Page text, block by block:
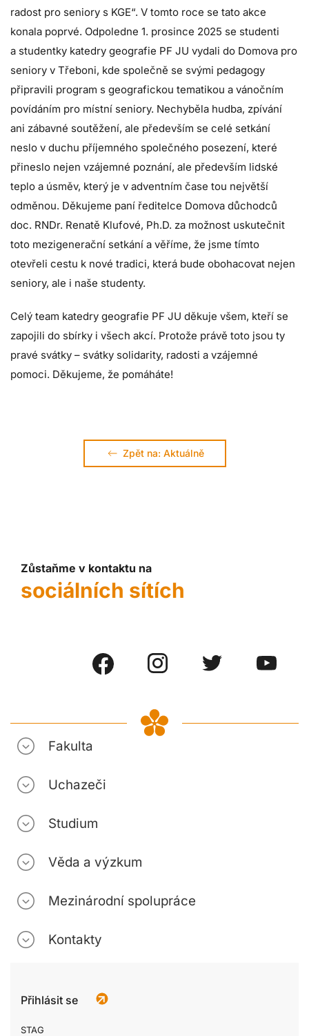
radost pro seniory s KGE“. V tomto roce se tato akce
konala poprvé. Odpoledne 1. prosince 2025 se studenti
a studentky katedry geografie PF JU vydali do Domova pro
seniory v Třeboni, kde společně se svými pedagogy
připravili program s geografickou tematikou a vánočním
povídáním pro místní seniory. Nechyběla hudba, zpívání
ani zábavné soutěžení, ale především se celé setkání
neslo v duchu příjemného společného posezení, které
přineslo nejen vzájemné poznání, ale především lidské
teplo a úsměv, který je v adventním čase tou největší
odměnou. Děkujeme paní ředitelce Domova důchodců
doc. RNDr. Renatě Klufové, Ph.D. za možnost uskutečnit
toto mezigenerační setkání a věříme, že jsme tímto
otevřeli cestu k nové tradici, která bude obohacovat nejen
seniory, ale i naše studenty.
Celý team katedry geografie PF JU děkuje všem, kteří se
zapojili do sbírky i všech akcí. Protože právě toto jsou ty
pravé svátky – svátky solidarity, radosti a vzájemné
pomoci. Děkujeme, že pomáháte!
Zpět na: Aktuálně
Zůstaňme v kontaktu na
sociálních sítích
Fakulta
Uchazeči
Studium
Věda a výzkum
Mezinárodní spolupráce
Kontakty
Přihlásit se
STAG